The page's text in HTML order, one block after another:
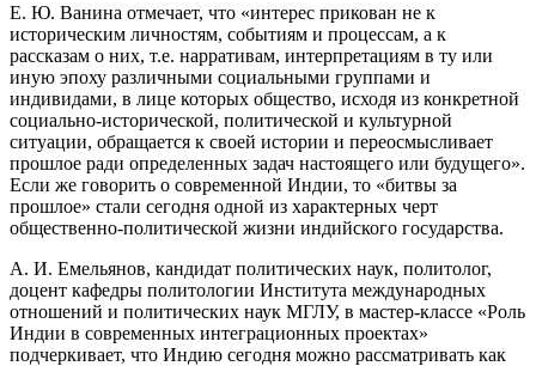
Е. Ю. Ванина отмечает, что «интерес прикован не к
историческим личностям, событиям и процессам, а к
рассказам о них, т.е. нарративам, интерпретациям в ту или
иную эпоху различными социальными группами и
индивидами, в лице которых общество, исходя из конкретной
социально-исторической, политической и культурной
ситуации, обращается к своей истории и переосмысливает
прошлое ради определенных задач настоящего или будущего».
Если же говорить о современной Индии, то «битвы за
прошлое» стали сегодня одной из характерных черт
общественно-политической жизни индийского государства.
А. И. Емельянов, кандидат политических наук, политолог,
доцент кафедры политологии Института международных
отношений и политических наук МГЛУ, в мастер-классе «Роль
Индии в современных интеграционных проектах»
подчеркивает, что Индию сегодня можно рассматривать как